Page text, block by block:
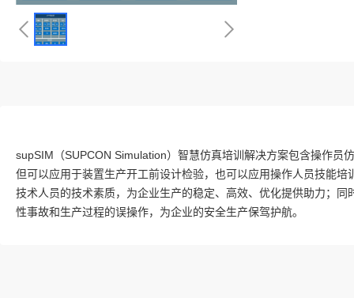
supSIM（SUPCON Simulation）智慧仿真培训解决方案包含操作员
但可以应用于装置生产开工前设计检验，也可以应用操作人员技能
技术人员的技术素质，为企业生产的稳定、高效、优化提供助力；
性事故和生产过程的误操作，为企业的安全生产保驾护航。